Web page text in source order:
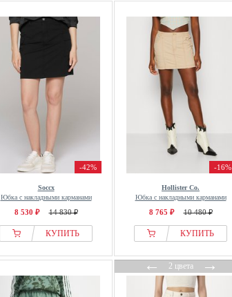
-42%
Soccx
Юбка с накладными карманами
8 530 ₽ 14 830 ₽
КУПИТЬ
-16%
Hollister Co.
Юбка с накладными карманами
8 765 ₽ 10 480 ₽
КУПИТЬ
←2 цвета→